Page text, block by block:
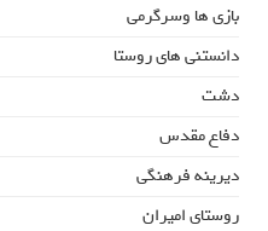
بازی ها وسرگرمی
دانستنی های روستا
دشت
دفاع مقدس
دیرینه فرهنگی
روستای امیران